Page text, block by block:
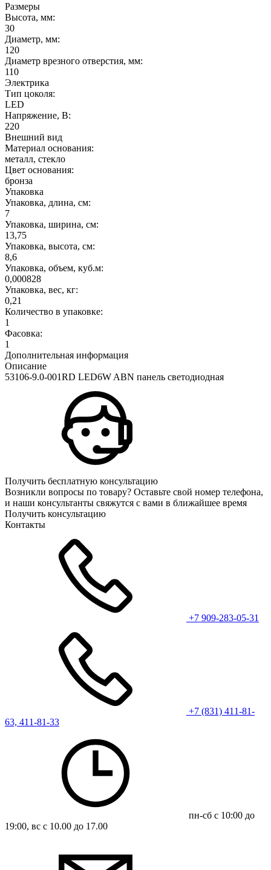
Размеры
Высота, мм:
30
Диаметр, мм:
120
Диаметр врезного отверстия, мм:
110
Электрика
Тип цоколя:
LED
Напряжение, В:
220
Внешний вид
Материал основания:
металл, стекло
Цвет основания:
бронза
Упаковка
Упаковка, длина, см:
7
Упаковка, ширина, см:
13,75
Упаковка, высота, см:
8,6
Упаковка, объем, куб.м:
0,000828
Упаковка, вес, кг:
0,21
Количество в упаковке:
1
Фасовка:
1
Дополнительная информация
Описание
53106-9.0-001RD LED6W ABN панель светодиодная
Получить бесплатную консультацию
Возникли вопросы по товару? Оставьте свой номер телефона,
и наши консультанты свяжутся с вами в ближайшее время
Получить консультацию
Контакты
+7 909-283-05-31
+7 (831) 411-81-
63, 411-81-33
пн-сб с 10:00 до
19:00, вс с 10.00 до 17.00